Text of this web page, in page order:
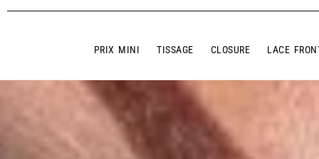
PRIX MINI TISSAGE CLOSURE LACE